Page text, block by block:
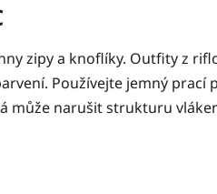
zipy a knoflíky. Outfity z
Používejte jemný prací
může narušit strukturu